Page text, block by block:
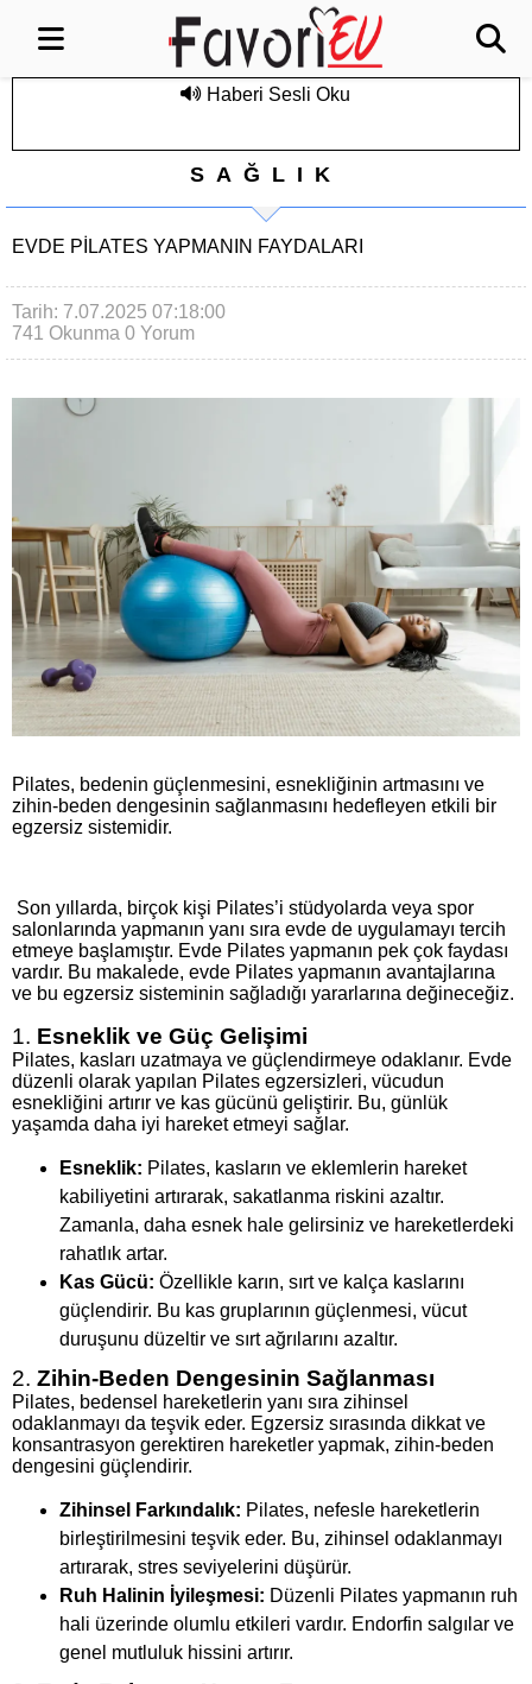
Haberi Sesli Oku
SAĞLIK
EVDE PILATES YAPMANIN FAYDALARI
Tarih: 7.07.2025 07:18:00
741 Okunma 0 Yorum
Pilates, bedenin güçlenmesini, esnekliğinin artmasını ve
zihin-beden dengesinin sağlanmasını hedefleyen etkili bir
egzersiz sistemidir.
Son yıllarda, birçok kişi Pilates’i stüdyolarda veya spor
salonlarında yapmanın yanı sıra evde de uygulamayı tercih
etmeye başlamıştır. Evde Pilates yapmanın pek çok faydası
vardır. Bu makalede, evde Pilates yapmanın avantajlarına
ve bu egzersiz sisteminin sağladığı yararlarına değineceğiz.
1. Esneklik ve Güç Gelişimi
Pilates, kasları uzatmaya ve güçlendirmeye odaklanır. Evde
düzenli olarak yapılan Pilates egzersizleri, vücudun
esnekliğini artırır ve kas gücünü geliştirir. Bu, günlük
yaşamda daha iyi hareket etmeyi sağlar.
Esneklik: Pilates, kasların ve eklemlerin hareket
kabiliyetini artırarak, sakatlanma riskini azaltır.
Zamanla, daha esnek hale gelirsiniz ve hareketlerdeki
rahatlık artar.
Kas Gücü: Özellikle karın, sırt ve kalça kaslarını
güçlendirir. Bu kas gruplarının güçlenmesi, vücut
duruşunu düzeltir ve sırt ağrılarını azaltır.
2. Zihin-Beden Dengesinin Sağlanması
Pilates, bedensel hareketlerin yanı sıra zihinsel
odaklanmayı da teşvik eder. Egzersiz sırasında dikkat ve
konsantrasyon gerektiren hareketler yapmak, zihin-beden
dengesini güçlendirir.
Zihinsel Farkındalık: Pilates, nefesle hareketlerin
birleştirilmesini teşvik eder. Bu, zihinsel odaklanmayı
artırarak, stres seviyelerini düşürür.
Ruh Halinin İyileşmesi: Düzenli Pilates yapmanın ruh
hali üzerinde olumlu etkileri vardır. Endorfin salgılar ve
genel mutluluk hissini artırır.